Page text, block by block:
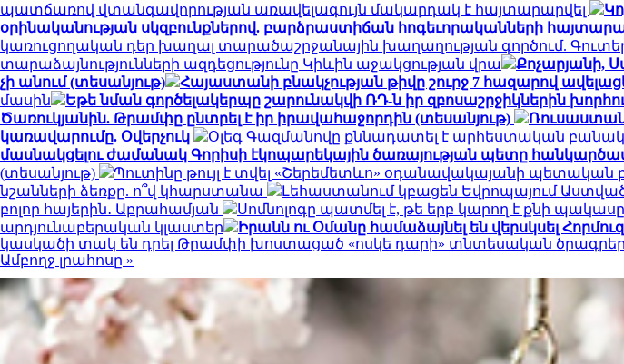
պատճառով վտանգավորության առավելագույն մակարդակ է հայտարարվել
օրինականության սկզբունքներով. բարձրաստիճան հոգեւորականների
կառուցողական դեր խաղալ տարածաշրջանային խաղաղության գործում.
տարաձայնությունների ազդեցությունը Կիևին աջակցության վրա
Քոչարյանի,
չի անում (տեսանյութ)
Հայաստանի բնակչության թիվը շուրջ 7 հազարով
մասին
Եթե նման գործելակերպը շարունակվի ՌԴ-ն իր զբոսաշրջիկներին
Ծառուկյանին. Թրամփը ընտրել է իր իրավահաջորդին (տեսանյութ)
կառավարումը. Օվերչուկ
Օլեգ Գազմանովը քննադատել է արհեստական
մասնակցելու ժամանակ Գորիսի էկոպարեկային ծառայության պետը
(տեսանյութ)
Պուտինը թույլ է տվել «Շերեմետևո» օդանավակայանի պետական
նշանների ձեռքը. ո՞վ կհարստանա
Լեհաստանում կբացեն Եվրոպայում
բոլոր հայերին․ Աբրահամյան
Սոմնոլոգը պատմել է, թե երբ կարող է քնի
արդյունաբերական կլաստեր
Իրանն ու Օմանը համաձայնել են վերսկսել
կասկածի տակ են դրել Թրամփի խոստացած «ոսկե դարի» տնտեսական
Ամբողջ լրահոսը »